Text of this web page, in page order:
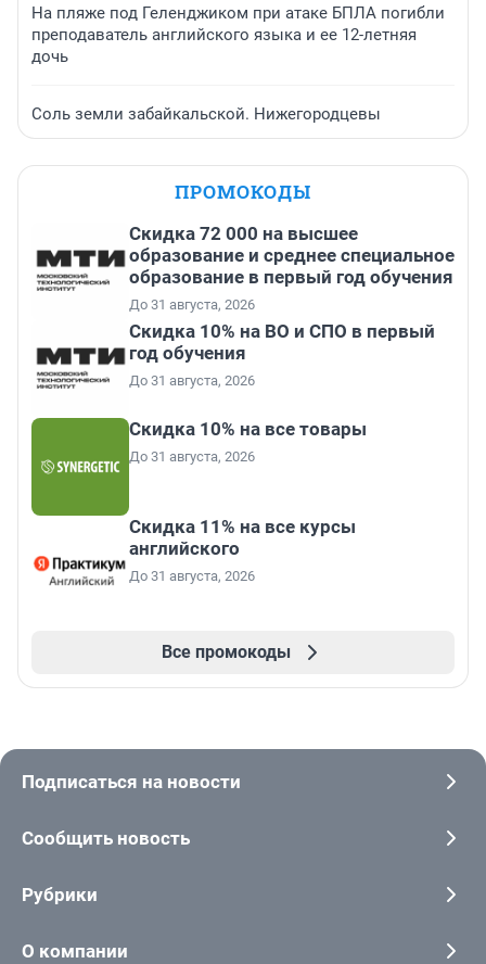
На пляже под Геленджиком при атаке БПЛА погибли
преподаватель английского языка и ее 12-летняя
дочь
Соль земли забайкальской. Нижегородцевы
ПРОМОКОДЫ
Скидка 72 000 на высшее
образование и среднее специальное
образование в первый год обучения
До 31 августа, 2026
Скидка 10% на ВО и СПО в первый
год обучения
До 31 августа, 2026
Скидка 10% на все товары
До 31 августа, 2026
Скидка 11% на все курсы
английского
До 31 августа, 2026
Все промокоды
Подписаться на новости
Сообщить новость
Рубрики
О компании